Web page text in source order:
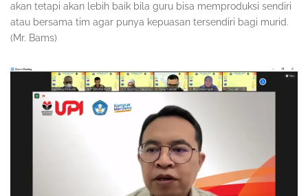
akan tetapi akan lebih baik bila guru bisa memproduksi sendiri
atau bersama tim agar punya kepuasan tersendiri bagi murid.
(Mr. Bams)